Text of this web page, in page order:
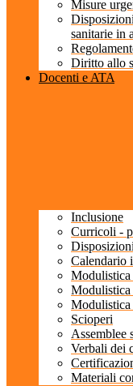
Misure
sanitarie in
Diritto allo
Docenti e ATA
Inclusione
Curricoli -
Calendario
Modulistica
Modulistica
Modulistica
Scioperi
Assemblee
Verbali dei
Materiali